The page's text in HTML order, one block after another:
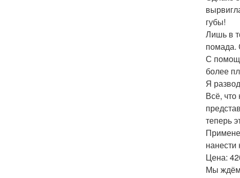
губы!
Лишь в
помада.
С
более
Я
Всё, что
теперь
нанести
Цена:
Мы ждём